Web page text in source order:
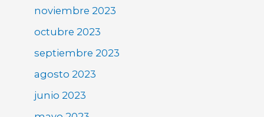
noviembre 2023
octubre 2023
septiembre 2023
agosto 2023
junio 2023